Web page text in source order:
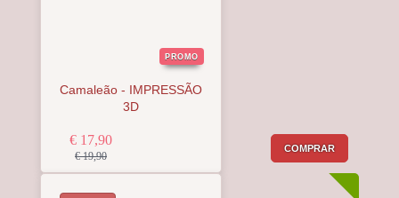
PROMO
Camaleão - IMPRESSÃO
3D
€ 17,90
€ 19,90
COMPRAR